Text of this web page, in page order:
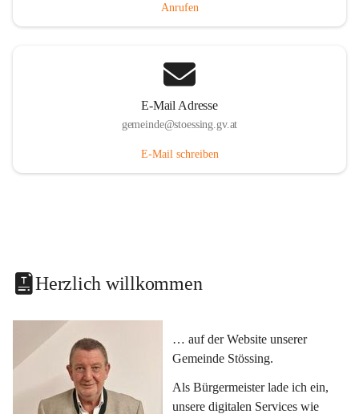
Anrufen
E-Mail Adresse
gemeinde@stoessing.gv.at
E-Mail schreiben
Herzlich willkommen
… auf der Website unserer
Gemeinde Stössing.
Als Bürgermeister lade ich ein,
unsere digitalen Services wie